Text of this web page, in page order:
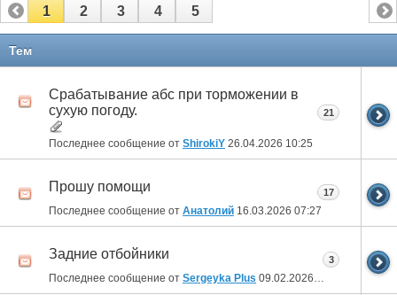
1 2 3 4 5
Тем
Срабатывание абс при торможении в
сухую погоду.
Последнее сообщение от ShirokiY 26.04.2026 10:25
21
Прошу помощи
Последнее сообщение от Анатолий 16.03.2026 07:27
17
Задние отбойники
Последнее сообщение от Sergeyka Plus 09.02.2026 02:37
3